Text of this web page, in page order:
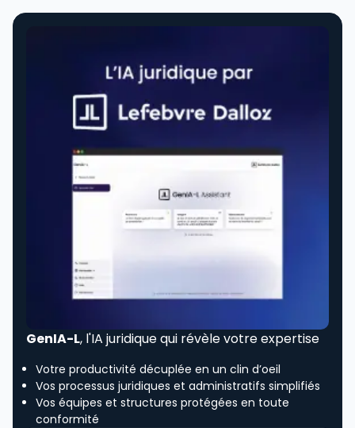
GenIA-L, l'IA juridique qui révèle votre expertise
Votre productivité décuplée en un clin d’oeil
Vos processus juridiques et administratifs simplifiés
Vos équipes et structures protégées en toute
conformité